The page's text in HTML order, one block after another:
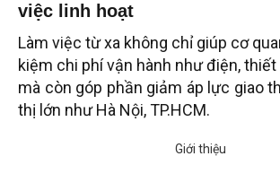
việc linh hoạt
Làm việc từ xa không chỉ giúp cơ
kiệm chi phí vận hành như điện,
mà còn góp phần giảm áp lực giao
thị lớn như Hà Nội, TP.HCM.